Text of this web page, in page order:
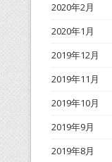
2020年2月
2020年1月
2019年12月
2019年11月
2019年10月
2019年9月
2019年8月